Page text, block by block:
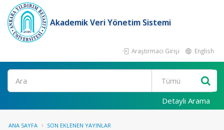
Akademik Veri Yönetim Sistemi
Araştırmacı Girişi English
Ara
Detaylı Arama
ANA SAYFA SON EKLENEN YAYINLAR